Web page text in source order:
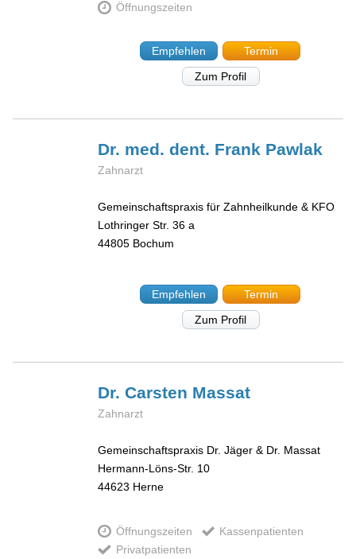
Öffnungszeiten
Empfehlen
Termin
Zum Profil
Dr. med. dent. Frank Pawlak
Zahnarzt
Gemeinschaftspraxis für Zahnheilkunde & KFO
Lothringer Str. 36 a
44805 Bochum
Empfehlen
Termin
Zum Profil
Dr. Carsten Massat
Zahnarzt
Gemeinschaftspraxis Dr. Jäger & Dr. Massat
Hermann-Löns-Str. 10
44623 Herne
Öffnungszeiten
Kassenpatienten
Privatpatienten